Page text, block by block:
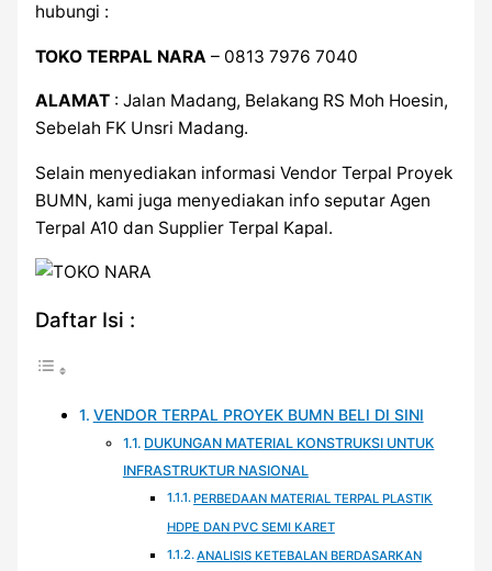
hubungi :
TOKO TERPAL NARA – 0813 7976 7040
ALAMAT: Jalan Madang, Belakang RS Moh Hoesin,
Sebelah FK Unsri Madang.
Selain menyediakan informasi Vendor Terpal Proyek
BUMN, kami juga menyediakan info seputar Agen
Terpal A10 dan Supplier Terpal Kapal.
Daftar Isi :
VENDOR TERPAL PROYEK BUMN BELI DI SINI
DUKUNGAN MATERIAL KONSTRUKSI UNTUK
INFRASTRUKTUR NASIONAL
PERBEDAAN MATERIAL TERPAL PLASTIK
HDPE DAN PVC SEMI KARET
ANALISIS KETEBALAN BERDASARKAN